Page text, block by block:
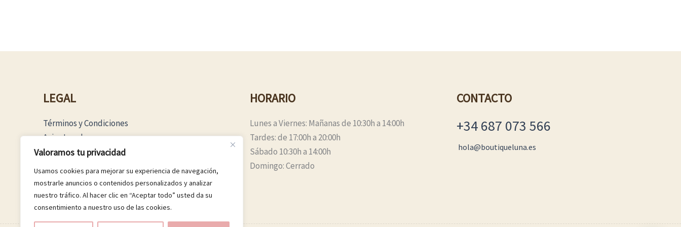
Valoramos tu privacidad
Usamos cookies para mejorar su experiencia de navegación,
mostrarle anuncios o contenidos personalizados y analizar
nuestro tráfico. Al hacer clic en “Aceptar todo” usted da su
consentimiento a nuestro uso de las cookies.
LEGAL
Términos y Condiciones
Aviso Legal
Política Privacidad
Política Cookies
HORARIO
Lunes a Viernes: Mañanas de 10:30h a 14:00h
Tardes: de 17:00h a 20:00h
Sábado 10:30h a 14:00h
Domingo: Cerrado
CONTACTO
+34 687 073 566
hola@boutiqueluna.es